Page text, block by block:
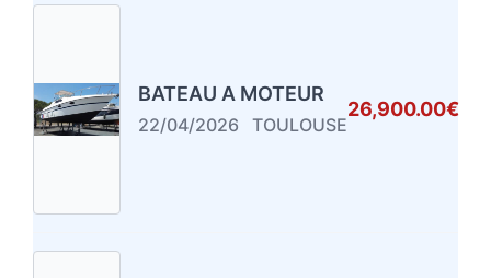
BATEAU A MOTEUR
22/04/2026 TOULOUSE
26,900.00€